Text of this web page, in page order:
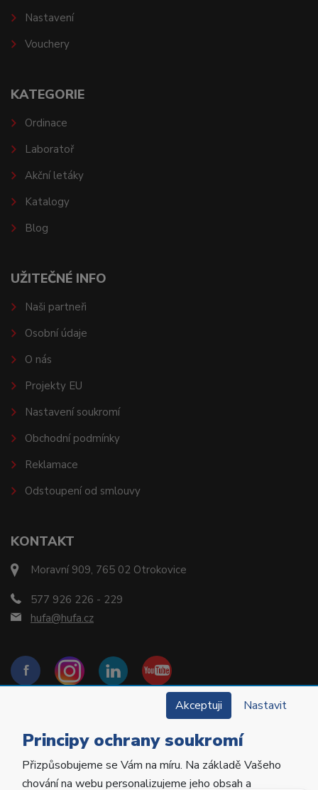
KONTAKT
Moravní 909, 765 02 Otrokovice
577 926 226 - 229
hufa@hufa.cz
Nastavení
Vouchery
KATEGORIE
Ordinace
Laboratoř
Akční letáky
Katalogy
Blog
UŽITEČNÉ INFO
Naši partneři
Osobní údaje
O nás
Projekty EU
Nastavení soukromí
Obchodní podmínky
Reklamace
Odstoupení od smlouvy
Copyright © 2022 Hu-Fa Dental a.s. Všechna práva
vyhrazena.
Akceptuji Nastavit
Principy ochrany soukromí
Přizpůsobujeme se Vám na míru. Na základě Vašeho
chování na webu personalizujeme jeho obsah a